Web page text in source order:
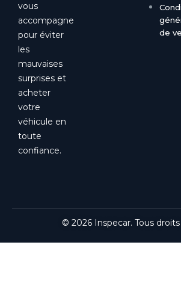
vous
accompagne
pour éviter
les
mauvaises
surprises et
acheter
votre
véhicule en
toute
confiance.
de
© 2026 Inspecar. Tous